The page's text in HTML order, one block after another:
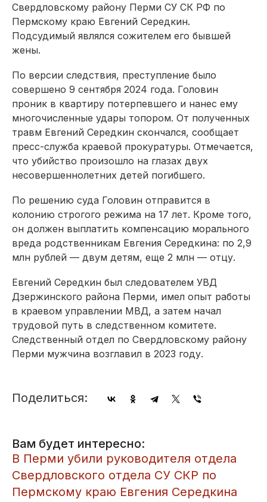
Свердловскому району Перми СУ СК РФ по
Пермскому краю Евгений Середкин.
Подсудимый являлся сожителем его бывшей
жены.
По версии следствия, преступление было
совершено 9 сентября 2024 года. Головин
проник в квартиру потерпевшего и нанес ему
многочисленные удары топором. От полученных
травм Евгений Середкин скончался, сообщает
пресс-служба краевой прокуратуры. Отмечается,
что убийство произошло на глазах двух
несовершеннолетних детей погибшего.
По решению суда Головин отправится в
колонию строгого режима на 17 лет. Кроме того,
он должен выплатить компенсацию морального
вреда родственникам Евгения Середкина: по 2,9
млн рублей — двум детям, еще 2 млн — отцу.
Евгений Середкин был следователем УВД
Дзержинского района Перми, имел опыт работы
в краевом управлении МВД, а затем начал
трудовой путь в следственном комитете.
Следственный отдел по Свердловскому району
Перми мужчина возглавил в 2023 году.
Поделиться:
Вам будет интересно:
​В Перми убили руководителя отдела
Свердловского отдела СУ СКР по
Пермскому краю Евгения Середкина